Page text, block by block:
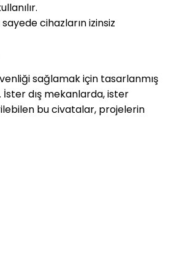
cihazların izinsiz
sağlamak için tasarlanmış
dış mekanlarda, ister
bu civatalar, projelerin